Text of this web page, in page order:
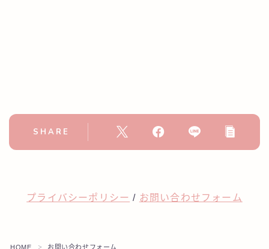
SHARE
プライバシーポリシー / お問い合わせフォーム
HOME ＞ お問い合わせフォーム